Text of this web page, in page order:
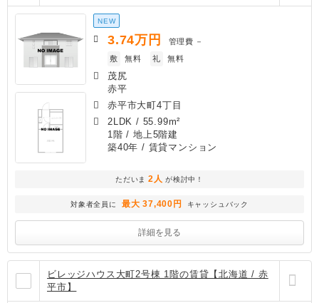
NEW
3.74万円 管理費 －
敷
無料 礼 無料
茂尻
赤平
赤平市大町4丁目
2LDK / 55.99m²
1階 / 地上5階建
築40年 / 賃貸マンション
ただいま 2人 が検討中！
対象者全員に 最大 37,400円 キャッシュバック
詳細を見る
ビレッジハウス大町2号棟 1階の賃貸【北海道 / 赤
平市】